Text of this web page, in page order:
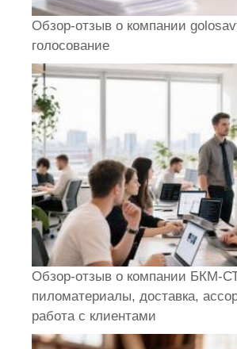
Обзор-отзыв о компании
голосование
Обзор-отзыв о компании БКМ-
пиломатериалы, доставка,
работа с клиентами